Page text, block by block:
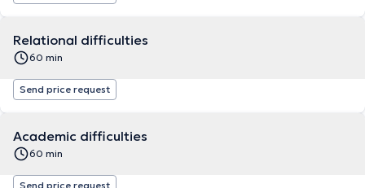
Relational difficulties
60 min
Send price request
Academic difficulties
60 min
Send price request